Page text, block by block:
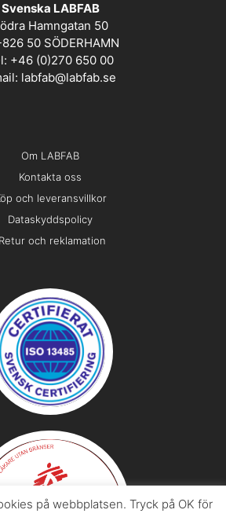
Svenska LABFAB
Hamngatan 50
50 SÖDERHAMN
+46 (0)270 650 00
labfab@labfab.se
Om LABFAB
Kontakta oss
och leveransvillkor
Dataskyddspolicy
Retur och reklamation
på webbplatsen. Tryck på OK för